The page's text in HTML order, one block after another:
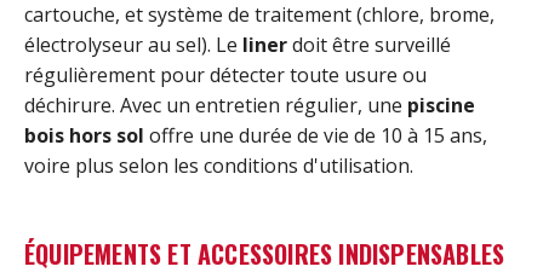
cartouche, et système de traitement (chlore, brome,
électrolyseur au sel). Le linerdoit être surveillé
régulièrement pour détecter toute usure ou
déchirure. Avec un entretien régulier, une piscine
bois hors sol offre une durée de vie de 10 à 15 ans,
voire plus selon les conditions d'utilisation.
ÉQUIPEMENTS ET ACCESSOIRES INDISPENSABLES